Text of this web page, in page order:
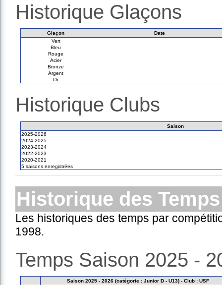
Historique Glaçons
Glaçon
Date
Vert
Bleu
Rouge
Acier
Bronze
Argent
Or
Historique Clubs
Saison
2025-2026
2024-2025
2023-2024
2022-2023
2020-2021
5 saisons enregistrées
Historique des Temps
Les historiques des temps par
1998.
Temps Saison 2025 -
Saison 2025 - 2026 (catégorie : Junior D - U13) - Club : USF